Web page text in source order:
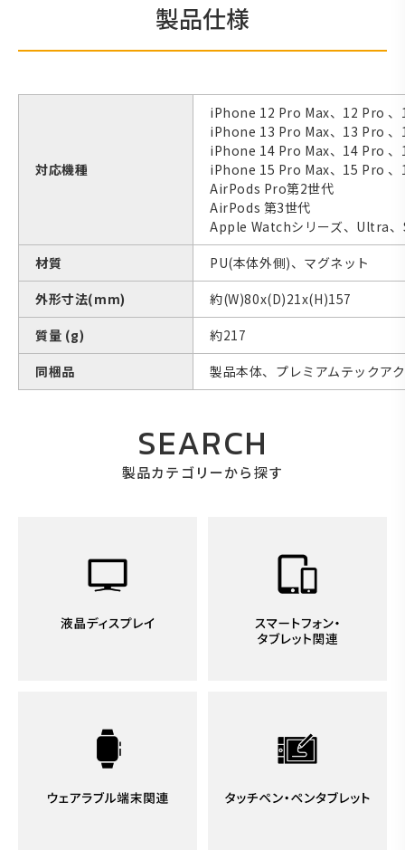
製品仕様
対応機種
iPhone 12 Pro Max、12 Pro 、
iPhone 13 Pro Max、13 Pro 、
iPhone 14 Pro Max、14 Pro 、
iPhone 15 Pro Max、15 Pro 、
AirPods Pro第2世代
AirPods 第3世代
Apple Watchシリーズ、Ultra、
材質
PU(本体外側)、マグネット
外形寸法(mm)
約(W)80x(D)21x(H)157
質量 (g)
約217
同梱品
製品本体、プレミアムテックア
SEARCH
製品カテゴリーから探す